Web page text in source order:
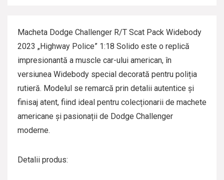
Macheta Dodge Challenger R/T Scat Pack Widebody
2023 „Highway Police” 1:18 Solido este o replică
impresionantă a muscle car-ului american, în
versiunea Widebody special decorată pentru poliția
rutieră. Modelul se remarcă prin detalii autentice și
finisaj atent, fiind ideal pentru colecționarii de machete
americane și pasionații de Dodge Challenger
moderne.
Detalii produs: